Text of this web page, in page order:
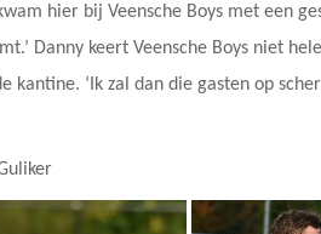
hier bij Veensche Boys met een
Danny keert Veensche Boys niet
‘Ik zal dan die gasten op